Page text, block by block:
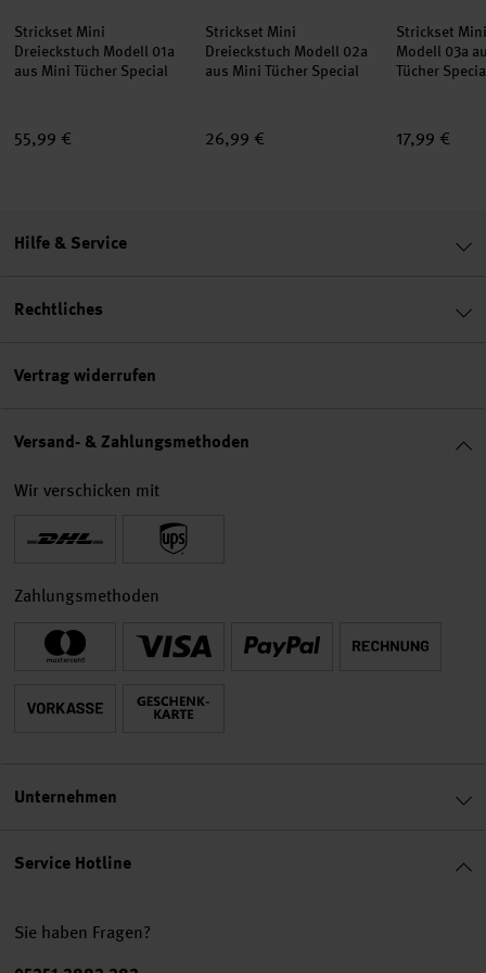
Strickset Mini
Dreieckstuch Modell 01a
aus Mini Tücher Special
55,99 €
Strickset Mini
Dreieckstuch Modell 02a
aus Mini Tücher Special
26,99 €
Strickset
Modell 03a
Tücher
17,99 €
Service Hotline
Sie haben Fragen?
Hilfe & Service
Rechtliches
Vertrag widerrufen
Versand- & Zahlungsmethoden
Wir verschicken mit
Zahlungsmethoden
Unternehmen